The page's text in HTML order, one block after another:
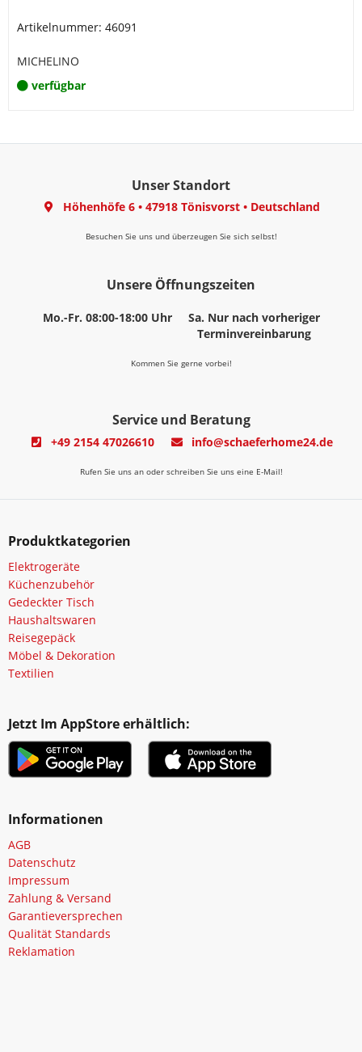
Artikelnummer: 46091
MICHELINO
verfügbar
Unser Standort
Höhenhöfe 6• 47918 Tönisvorst• Deutschland
Besuchen Sie uns und überzeugen Sie sich selbst!
Unsere Öffnungszeiten
Mo.-Fr. 08:00-18:00 Uhr
Sa. Nur nach vorheriger
Terminvereinbarung
Kommen Sie gerne vorbei!
Service und Beratung
+49 2154 47026610 info@schaeferhome24.de
Rufen Sie uns an oder schreiben Sie uns eine E-Mail!
Produktkategorien
Elektrogeräte
Küchenzubehör
Gedeckter Tisch
Haushaltswaren
Reisegepäck
Möbel & Dekoration
Textilien
Jetzt Im AppStore erhältlich:
Informationen
AGB
Datenschutz
Impressum
Zahlung & Versand
Garantieversprechen
Qualität Standards
Reklamation